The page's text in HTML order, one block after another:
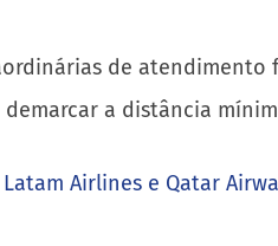
de atendimento
demarcar a distância
Latam Airlines e Qatar